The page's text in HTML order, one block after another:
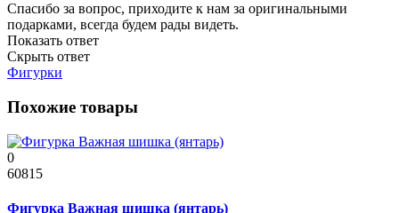
Спасибо за вопрос, приходите к нам за оригинальными
подарками, всегда будем рады видеть.
Показать ответ
Скрыть ответ
Фигурки
Похожие товары
0
60815
Фигурка Важная шишка (янтарь)